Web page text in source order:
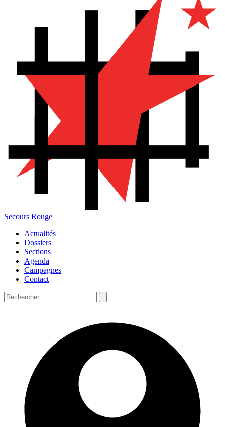
Secours Rouge
Actualités
Dossiers
Sections
Agenda
Campagnes
Contact